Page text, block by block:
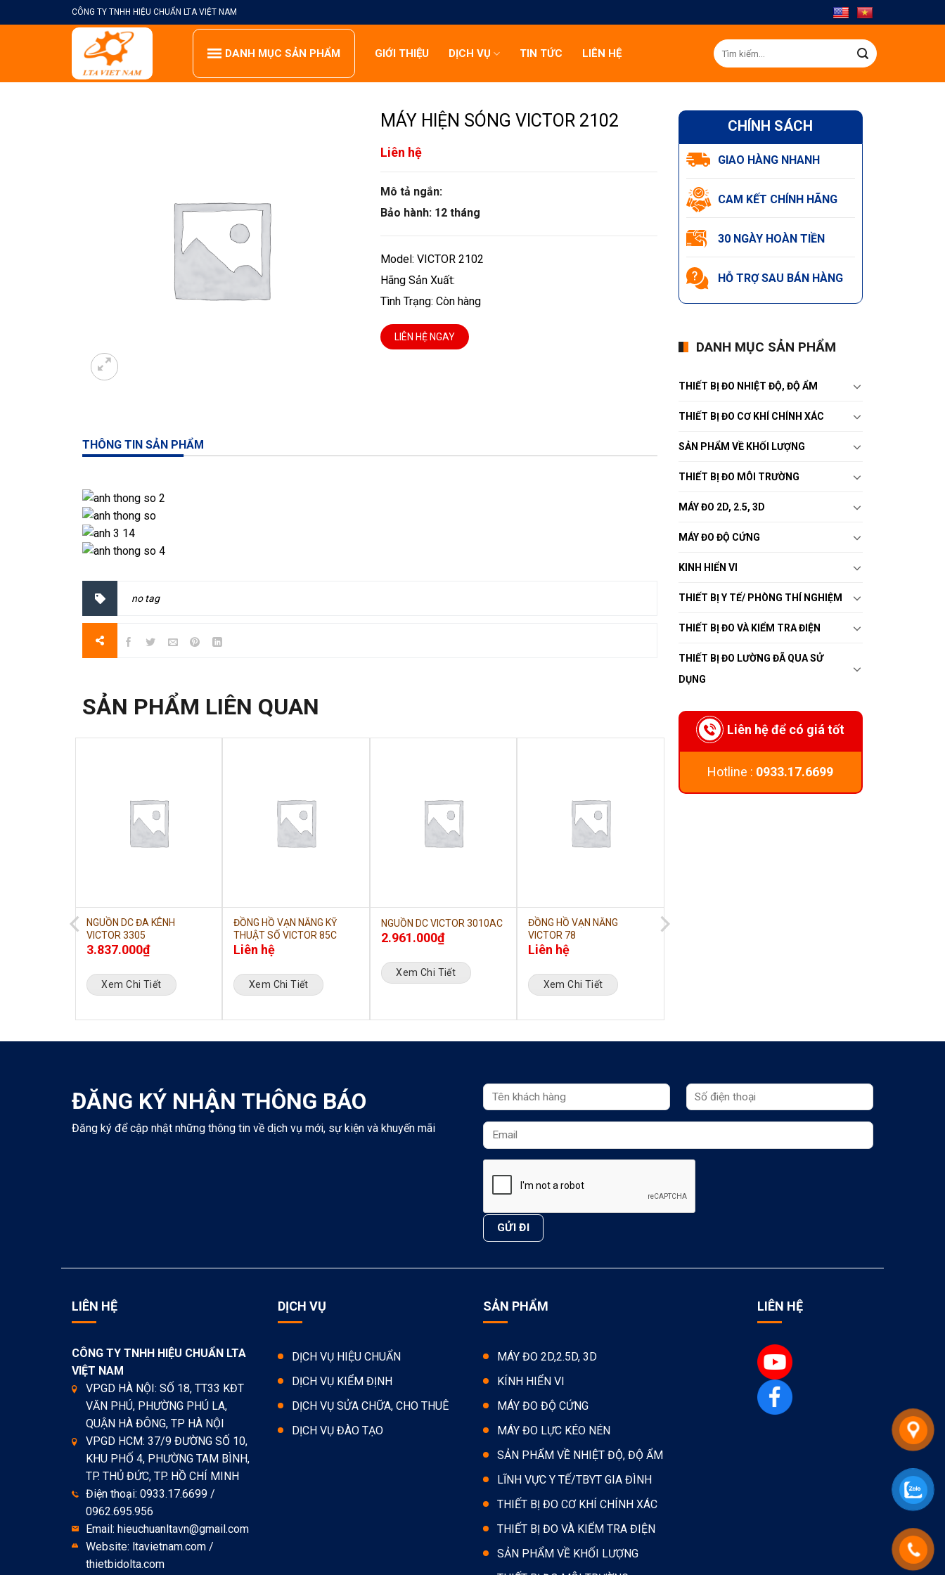
to
CÔNG TY TNHH HIỆU CHUẨN LTA VIỆT NAM
DANH MỤC SẢN PHẨM GIỚI THIỆU DỊCH VỤ TIN TỨC LIÊN HỆ
Tìm
kiếm:
CHÍNH SÁCH
GIAO HÀNG NHANH
CAM KẾT CHÍNH HÃNG
30 NGÀY HOÀN TIỀN
HỖ TRỢ SAU BÁN HÀNG
DANH MỤC SẢN PHẨM
THIẾT BỊ ĐO NHIỆT ĐỘ, ĐỘ ẨM
THIẾT BỊ ĐO CƠ KHÍ CHÍNH XÁC
SẢN PHẨM VỀ KHỐI LƯỢNG
THIẾT BỊ ĐO MÔI TRƯỜNG
MÁY ĐO 2D, 2.5, 3D
MÁY ĐO ĐỘ CỨNG
KINH HIỂN VI
THIẾT BỊ Y TẾ/ PHÒNG THÍ NGHIỆM
THIẾT BỊ ĐO VÀ KIỂM TRA ĐIỆN
THIẾT BỊ ĐO LƯỜNG ĐÃ QUA SỬ
DỤNG
Liên hệ để có giá tốt
Hotline : 0933.17.6699
MÁY HIỆN SÓNG VICTOR 2102
Liên hệ
Mô tả ngắn:
Bảo hành: 12 tháng
Model: VICTOR 2102
Hãng Sản Xuất:
Tình Trạng: Còn hàng
LIÊN HỆ NGAY
THÔNG TIN SẢN PHẨM
no tag
SẢN PHẨM LIÊN QUAN
NGUỒN DC ĐA KÊNH
VICTOR 3305
3.837.000₫
Xem Chi Tiết
ĐỒNG HỒ VẠN NĂNG KỸ
THUẬT SỐ VICTOR 85C
Liên hệ
Xem Chi Tiết
NGUỒN DC VICTOR 3010AC
2.961.000₫
Xem Chi Tiết
ĐỒNG HỒ VẠN NĂNG
VICTOR 78
Liên hệ
Xem Chi Tiết
ĐĂNG KÝ NHẬN THÔNG BÁO
Đăng ký để cập nhật những thông tin về dịch vụ mới, sự kiện và khuyến mãi
LIÊN HỆ
CÔNG TY TNHH HIỆU CHUẨN LTA
VIỆT NAM
VPGD HÀ NỘI: SỐ 18, TT33 KĐT
VĂN PHÚ, PHƯỜNG PHÚ LA,
QUẬN HÀ ĐÔNG, TP HÀ NỘI
VPGD HCM: 37/9 ĐƯỜNG SỐ 10,
KHU PHỐ 4, PHƯỜNG TAM BÌNH,
TP. THỦ ĐỨC, TP. HỒ CHÍ MINH
Điện thoại: 0933.17.6699 /
0962.695.956
Email: hieuchuanltavn@gmail.com
Website: ltavietnam.com /
thietbidolta.com
DỊCH VỤ
DỊCH VỤ HIỆU CHUẨN
DỊCH VỤ KIỂM ĐỊNH
DỊCH VỤ SỬA CHỮA, CHO THUÊ
DỊCH VỤ ĐÀO TẠO
SẢN PHẨM
MÁY ĐO 2D,2.5D, 3D
KÍNH HIỂN VI
MÁY ĐO ĐỘ CỨNG
MÁY ĐO LỰC KÉO NÉN
SẢN PHẨM VỀ NHIỆT ĐỘ, ĐỘ ẨM
LĨNH VỰC Y TẾ/TBYT GIA ĐÌNH
THIẾT BỊ ĐO CƠ KHÍ CHÍNH XÁC
THIẾT BỊ ĐO VÀ KIỂM TRA ĐIỆN
SẢN PHẨM VỀ KHỐI LƯỢNG
LIÊN HỆ